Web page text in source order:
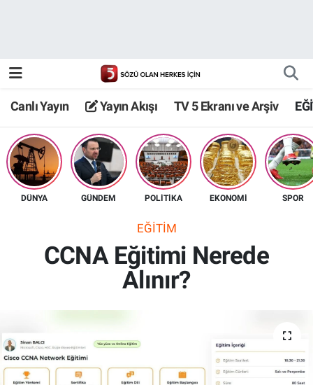
Canlı Yayın Yayın Akışı TV 5 Ekranı ve Arşiv
DÜNYA GÜNDEM POLİTİKA EKONOMİ SPOR
EĞİTİM
CCNA Eğitimi Nerede
Alınır?
TV 5 Ekranı ve Arşiv